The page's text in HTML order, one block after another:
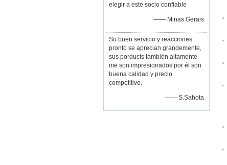
elegir a este socio confiable
—— Minas Gerais
Su buen servicio y reacciones
pronto se aprecian grandemente,
sus porducts también altamente
me son impresionados por él son
buena calidad y precio
competitivo.
—— S.Sahota